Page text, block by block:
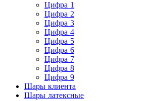
Цифра 1
Цифра 2
Цифра 3
Цифра 4
Цифра 5
Цифра 6
Цифра 7
Цифра 8
Цифра 9
Шары клиента
Шары латексные